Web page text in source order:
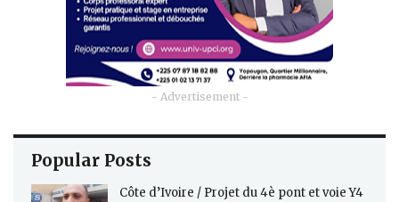
- Advertisement -
Popular Posts
Côte d’Ivoire / Projet du 4è pont et voie Y4